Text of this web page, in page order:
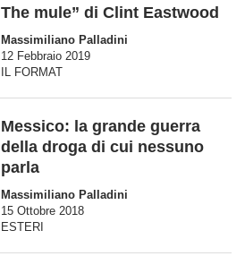
The mule” di Clint Eastwood
Massimiliano Palladini
12 Febbraio 2019
IL FORMAT
Messico: la grande guerra
della droga di cui nessuno
parla
Massimiliano Palladini
15 Ottobre 2018
ESTERI